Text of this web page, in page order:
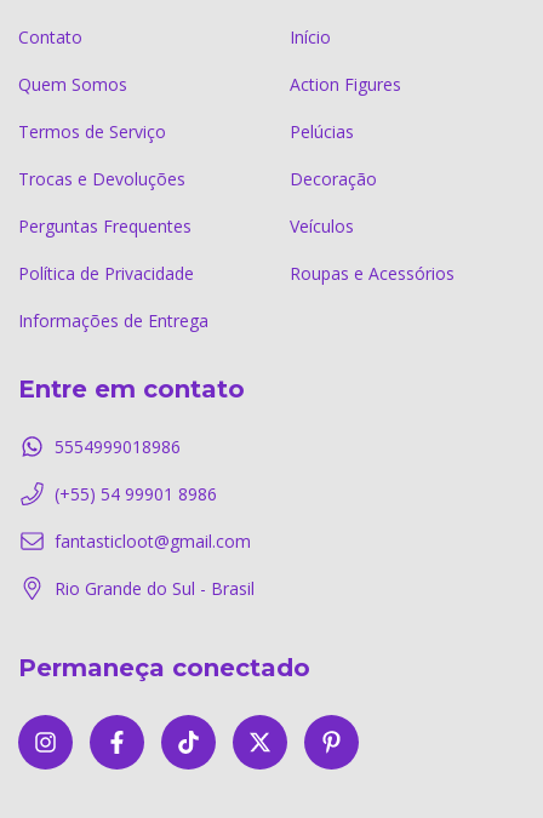
Contato
Quem Somos
Termos de Serviço
Trocas e Devoluções
Perguntas Frequentes
Política de Privacidade
Informações de Entrega
Início
Action Figures
Pelúcias
Decoração
Veículos
Roupas e Acessórios
Entre em contato
5554999018986
(+55) 54 99901 8986
fantasticloot@gmail.com
Rio Grande do Sul - Brasil
Permaneça conectado